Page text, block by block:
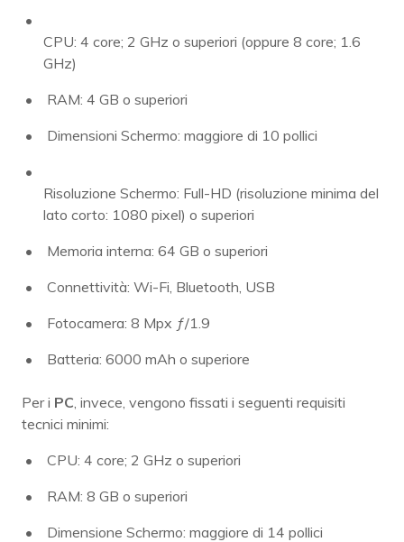
CPU: 4 core; 2 GHz o superiori (oppure 8 core; 1.6
GHz)
RAM: 4 GB o superiori
Dimensioni Schermo: maggiore di 10 pollici
Risoluzione Schermo: Full-HD (risoluzione minima del
lato corto: 1080 pixel) o superiori
Memoria interna: 64 GB o superiori
Connettività: Wi-Fi, Bluetooth, USB
Fotocamera: 8 Mpx ƒ/1.9
Batteria: 6000 mAh o superiore
Per i PC , invece, vengono fissati i seguenti requisiti
tecnici minimi:
CPU: 4 core; 2 GHz o superiori
RAM: 8 GB o superiori
Dimensione Schermo: maggiore di 14 pollici